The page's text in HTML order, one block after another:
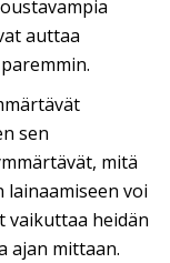
auttaa
sen
mitä
voi
vaikuttaa heidän
ajan mittaan.